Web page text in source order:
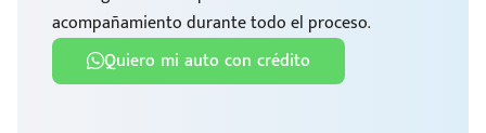
acompañamiento durante todo el proceso.
Quiero mi auto con crédito